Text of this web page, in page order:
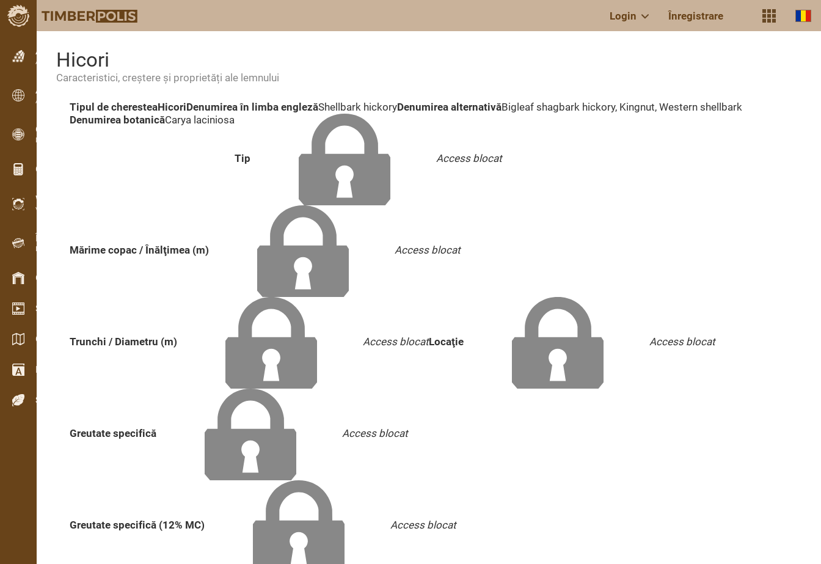
Login Înregistrare
Anunțuri
Anunturi text
Anunțuri
Anunțuri internaționale
OPTI-TIMB
Modele de debitare
Calculatoare lemn
WoodProfi
Volum de lemn cu IA
Înregistrator de date
Inventarul lemnului pe teren
Gestionarea stocurilor
Showroom video
Cataloage / Broșuri
Dicţionar
Specii de lemn
Hicori
Caracteristici, creștere și proprietăți ale lemnului
Tipul de cheresteaHicoriDenumirea în limba englezăShellbark hickoryDenumirea alternativăBigleaf shagbark hickory, Kingnut, Western shellbark
Denumirea botanicăCarya laciniosa
Tip Access blocat
Mărime copac / Înălţimea (m) Access blocat
Trunchi / Diametru (m) Access blocatLocaţie Access blocat
Greutate specifică Access blocat
Greutate specifică (12% MC) Access blocat